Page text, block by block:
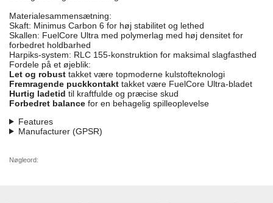
Materialesammensætning:
Skaft: Minimus Carbon 6 for høj stabilitet og lethed
Skallen: FuelCore Ultra med polymerlag med høj densitet for
forbedret holdbarhed
Harpiks-system: RLC 155-konstruktion for maksimal slagfasthed
Fordele på et øjeblik:
Let og robust takket være topmoderne kulstofteknologi
Fremragende puckkontakt takket være FuelCore Ultra-bladet
Hurtig ladetid til kraftfulde og præcise skud
Forbedret balance for en behagelig spilleoplevelse
Features
Manufacturer (GPSR)
Nøgleord: